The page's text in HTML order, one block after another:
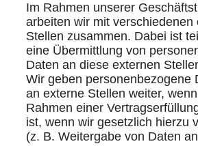
Im Rahmen unserer
arbeiten wir mit verschiedenen
Stellen zusammen. Dabei ist
eine Übermittlung von
Daten an diese externen
Wir geben personenbezogene
an externe Stellen weiter,
Rahmen einer
ist, wenn wir gesetzlich hierzu
(z. B. Weitergabe von Daten an